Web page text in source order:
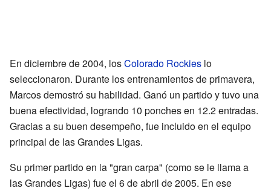
En diciembre de 2004, losColorado Rockies lo
seleccionaron. Durante los entrenamientos de primavera,
Marcos demostró su habilidad. Ganó un partido y tuvo una
buena efectividad, logrando 10 ponches en 12.2 entradas.
Gracias a su buen desempeño, fue incluido en el equipo
principal de las Grandes Ligas.
Su primer partido en la "gran carpa" (como se le llama a
las Grandes Ligas) fue el 6 de abril de 2005. En ese